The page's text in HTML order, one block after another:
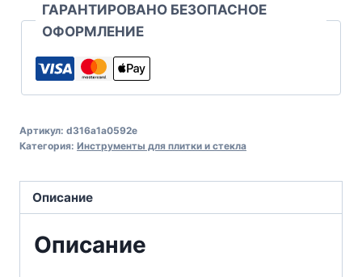
ГАРАНТИРОВАНО БЕЗОПАСНОЕ
ОФОРМЛЕНИЕ
Артикул: d316a1a0592e
Категория: Инструменты для плитки и стекла
Описание
Описание